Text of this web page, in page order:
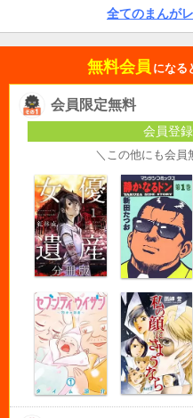
全てのまんが
無料会員 になる
会員限定無料
会員登
＼この他にも会員